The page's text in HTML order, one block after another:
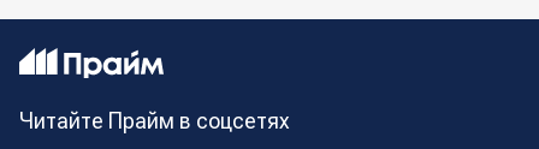
Читайте Прайм в соцсетях